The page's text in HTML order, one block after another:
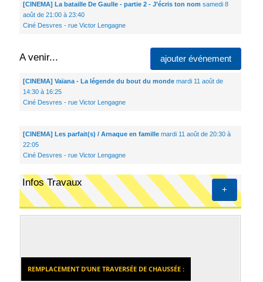
[CINEMA] La bataille De Gaulle - partie 2 - J’écris ton nom samedi 8
août de 21:00 à 23:40
Ciné Desvres - rue Victor Lengagne
A venir... ajouter événement
[CINEMA] Vaïana - La légende du bout du mondemardi 11 août de
14:30 à 16:25
Ciné Desvres - rue Victor Lengagne
[CINEMA] Les parfait(s) / Arnaque en famillemardi 11 août de 20:30 à
22:05
Ciné Desvres - rue Victor Lengagne
+
Infos Travaux
REMPLACEMENT D’UNE TRAVERSÉE DE CHAUSSÉE :